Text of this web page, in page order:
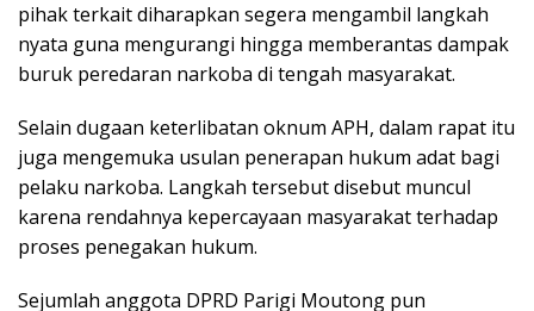
pihak terkait diharapkan segera mengambil langkah
nyata guna mengurangi hingga memberantas dampak
buruk peredaran narkoba di tengah masyarakat.
Selain dugaan keterlibatan oknum APH, dalam rapat itu
juga mengemuka usulan penerapan hukum adat bagi
pelaku narkoba. Langkah tersebut disebut muncul
karena rendahnya kepercayaan masyarakat terhadap
proses penegakan hukum.
Sejumlah anggota DPRD Parigi Moutong pun